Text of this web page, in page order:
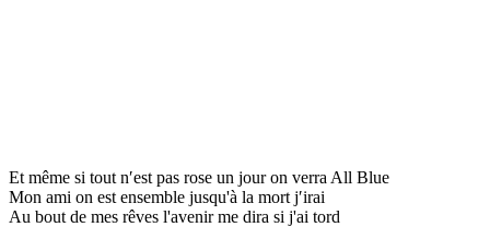
Et même si tout n′est pas rose un jour on verra All Blue
Mon ami on est ensemble jusqu'à la mort j′irai
Au bout de mes rêves l'avenir me dira si j'ai tord